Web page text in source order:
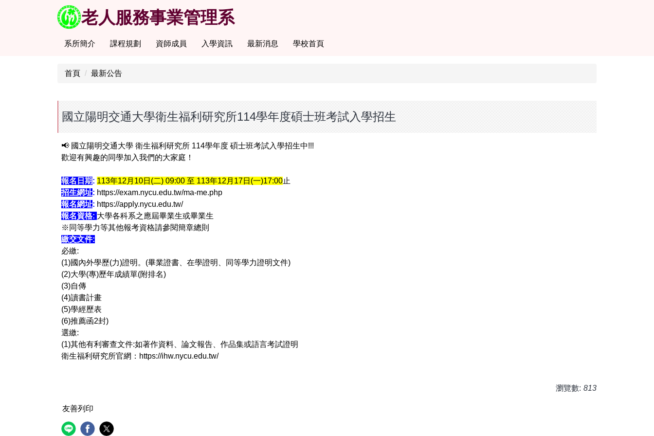
老人服務事業管理系
系所簡介 課程規劃 資師成員 入學資訊 最新消息 學校首頁
首頁 最新公告
國立陽明交通大學衛生福利研究所114學年度碩士班考試入學招生
📢 國立陽明交通大學 衛生福利研究所 114學年度 碩士班考試入學招生中!!!
歡迎有興趣的同學加入我們的大家庭！
報名日期: 113年12月10日(二) 09:00 至 113年12月17日(一)17:00止
招生網址: https://exam.nycu.edu.tw/ma-me.php
報名網址: https://apply.nycu.edu.tw/
報名資格: 大學各科系之應屆畢業生或畢業生
※同等學力等其他報考資格請參閱簡章總則
繳交文件:
必繳:
(1)國內外學歷(力)證明。(畢業證書、在學證明、同等學力證明文件)
(2)大學(專)歷年成績單(附排名)
(3)自傳
(4)讀書計畫
(5)學經歷表
(6)推薦函2封)
選繳:
(1)其他有利審查文件:如著作資料、論文報告、作品集或語言考試證明
衛生福利研究所官網： https://ihw.nycu.edu.tw/
瀏覽數: 813
友善列印